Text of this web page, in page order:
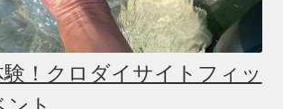
！クロダイサイトフィッ